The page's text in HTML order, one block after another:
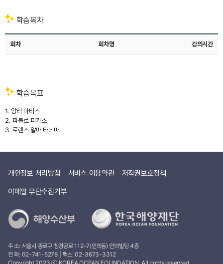
바다를
화가들의
이야기를
함께
마티스,
피카소,
마르크
샤갈"
피에르
르누아르까지
누구나
한
들어본
적이
있는
이들이
사랑하는
학습목차
회차 회차명 강의시간
학습목표
1. 앙리 마티스
2. 파블로 피카소
3. 로렌스 알마 타데마
개인정보 처리방침 서비스 이용약관
저작권보호정책
이메일 무단수집거부
주 소: 서울시 종로구 창경궁로 112-7(인의동) 인의빌딩 4층
전 화: 02-741-5278| 팩스: 02-3673-3312